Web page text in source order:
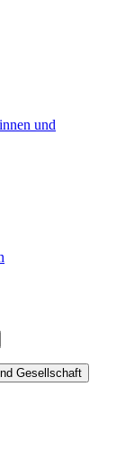
und
Gesellschaft